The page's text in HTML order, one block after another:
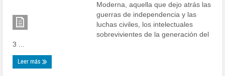
Moderna, aquella que dejo atrás las
guerras de independencia y las
luchas civiles, los intelectuales
sobrevivientes de la generación del
3 ...
Leer más